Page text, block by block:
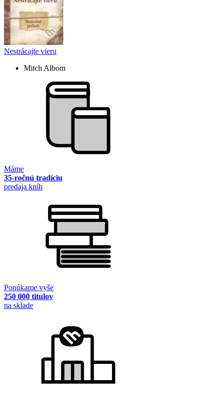
Nestrácajte vieru
Mitch Albom
Máme
35-ročnú tradíciu
predaja kníh
Ponúkame vyše
250 000 titulov
na sklade